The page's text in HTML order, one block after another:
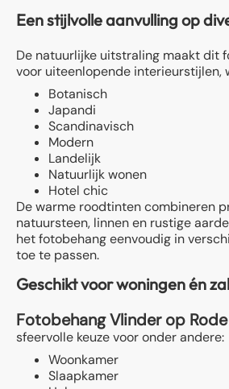
Een stijlvolle aanvulling op
De natuurlijke uitstraling maakt dit
voor uiteenlopende interieurstijlen,
Botanisch
Japandi
Scandinavisch
Modern
Landelijk
Natuurlijk wonen
Hotel chic
De warme roodtinten combineren
natuursteen, linnen en rustige
het fotobehang eenvoudig in
toe te passen.
Geschikt voor woningen én
Fotobehang Vlinder op
sfeervolle keuze voor onder andere:
Woonkamer
Slaapkamer